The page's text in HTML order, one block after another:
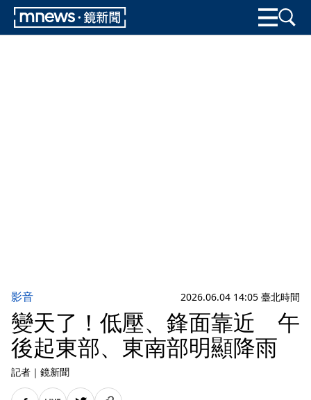
影音 2026.06.04 14:05 臺北時間
變天了！低壓、鋒面靠近 午
後起東部、東南部明顯降雨
記者 ｜ 鏡新聞